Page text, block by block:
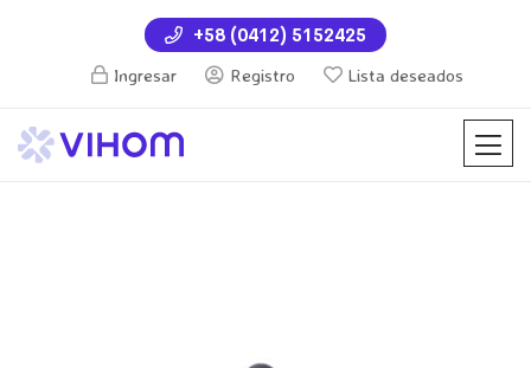
+58 (0412) 5152425
Ingresar
Registro Lista deseados